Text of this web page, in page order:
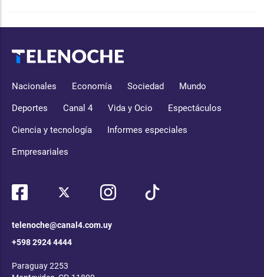
Nacionales Economía Sociedad Mundo
Deportes Canal 4 Vida y Ocio Espectáculos
Ciencia y tecnología Informes especiales
Empresariales
telenoche@canal4.com.uy
+598 2924 4444
Paraguay 2253